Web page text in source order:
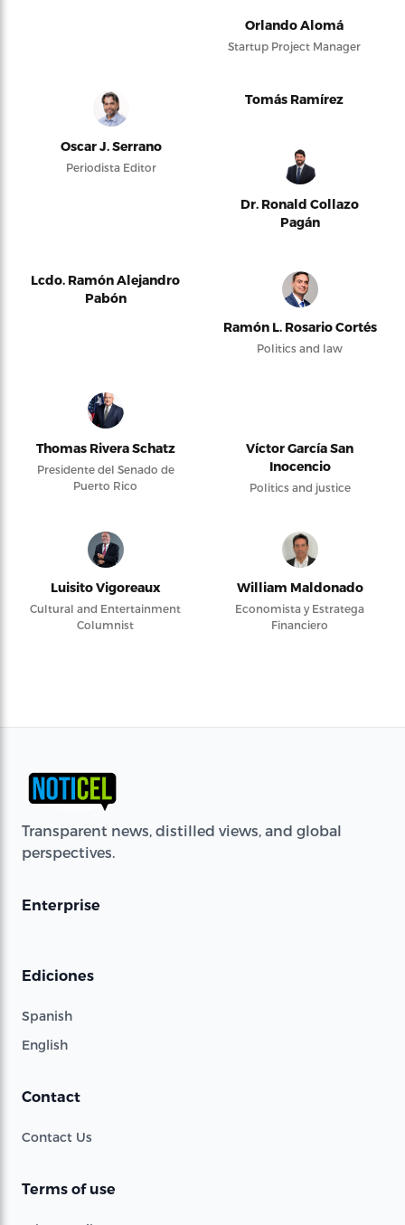
Orlando Alomá
Startup Project Manager
Oscar J. Serrano
Periodista Editor
Tomás Ramírez
Dr. Ronald Collazo
Pagán
Lcdo. Ramón Alejandro
Pabón
Ramón L. Rosario Cortés
Politics and law
Thomas Rivera Schatz
Presidente del Senado de
Puerto Rico
Víctor García San
Inocencio
Politics and justice
Luisito Vigoreaux
Cultural and Entertainment
Columnist
William Maldonado
Economista y Estratega
Financiero
Transparent news, distilled views, and global
perspectives.
Enterprise
Ediciones
Spanish
English
Contact
Contact Us
Terms of use